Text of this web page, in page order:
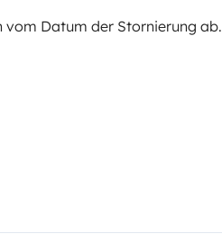
vom Datum der Stornierung ab.